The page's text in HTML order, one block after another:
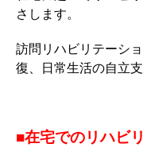
さします。
訪問リハビリテーシ
復、日常生活の自立
■在宅でのリハビ